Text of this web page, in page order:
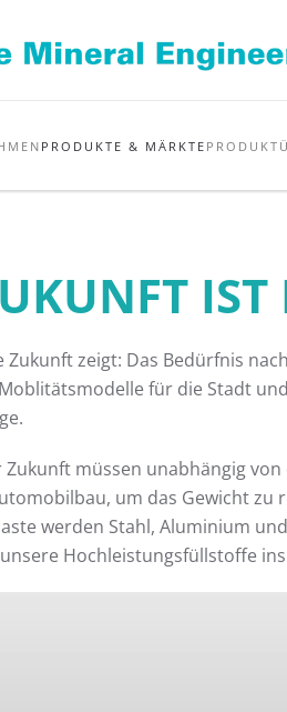
PRODUKTE & MÄRKTE
IST
Zukunft zeigt: Das Bedürfnis
für die Stadt
Zukunft müssen unabhängig
um das Gewicht
werden Stahl, Aluminium
Hochleistungsfüllstoffe